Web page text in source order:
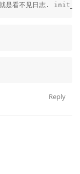
是看不见日志.
Reply